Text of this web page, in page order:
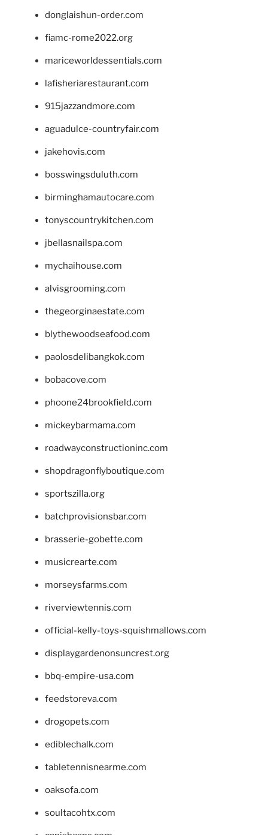
donglaishun-order.com
fiamc-rome2022.org
mariceworldessentials.com
lafisheriarestaurant.com
915jazzandmore.com
aguadulce-countryfair.com
jakehovis.com
bosswingsduluth.com
birminghamautocare.com
tonyscountrykitchen.com
jbellasnailspa.com
mychaihouse.com
alvisgrooming.com
thegeorginaestate.com
blythewoodseafood.com
paolosdelibangkok.com
bobacove.com
phoone24brookfield.com
mickeybarmama.com
roadwayconstructioninc.com
shopdragonflyboutique.com
sportszilla.org
batchprovisionsbar.com
brasserie-gobette.com
musicrearte.com
morseysfarms.com
riverviewtennis.com
official-kelly-toys-squishmallows.com
displaygardenonsuncrest.org
bbq-empire-usa.com
feedstoreva.com
drogopets.com
ediblechalk.com
tabletennisnearme.com
oaksofa.com
soultacohtx.com